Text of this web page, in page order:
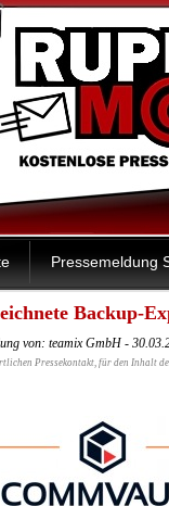
Pressemeldung
Backup-
von: teamix GmbH -
Pressekontakt, für den Inhalt